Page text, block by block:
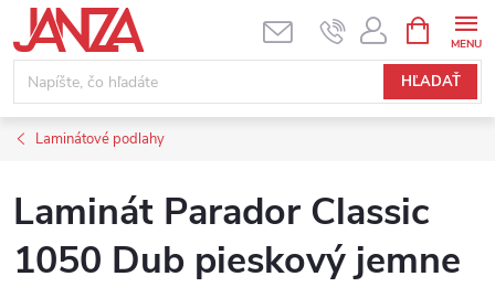
Prejsť na obsah
HĽADAŤ
Laminátové podlahy
Laminát Parador Classic
1050 Dub pieskový jemne